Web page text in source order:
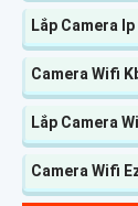
Lắp Camera
Camera Wifi
Lắp Camera
Camera Wifi